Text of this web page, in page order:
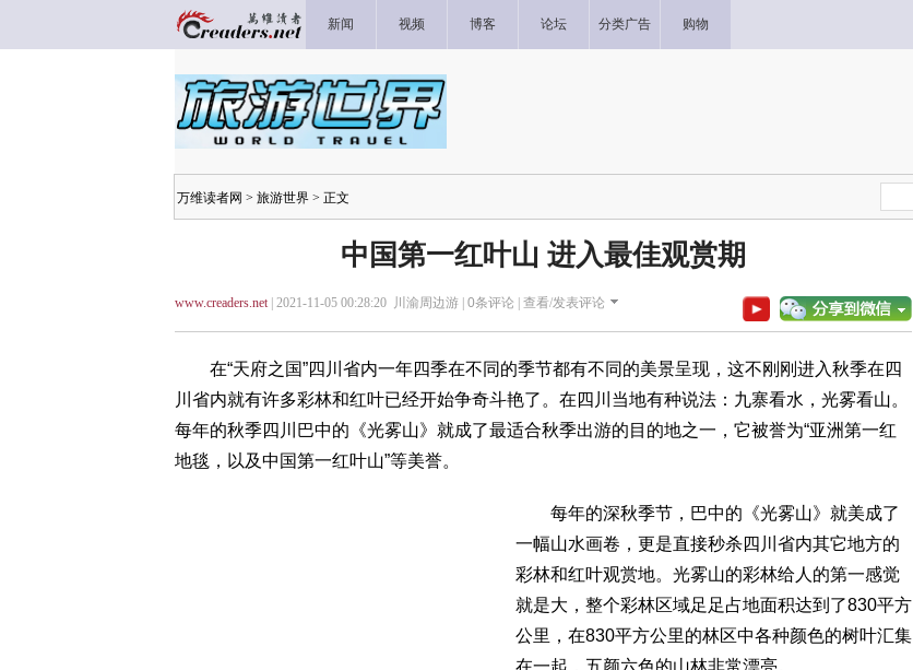
新闻 视频 博客 论坛 分类广告 购物
万维读者网 > 旅游世界 > 正文
中国第一红叶山 进入最佳观赏期
www.creaders.net| 2021-11-05 00:28:20 川渝周边游 | 0条评论 | 查看/发表评论
在“天府之国”四川省内一年四季在不同的季节都有不同的美景呈现，这不刚刚进入秋季在四
川省内就有许多彩林和红叶已经开始争奇斗艳了。在四川当地有种说法：九寨看水，光雾看山。
每年的秋季四川巴中的《光雾山》就成了最适合秋季出游的目的地之一，它被誉为“亚洲第一红
地毯，以及中国第一红叶山”等美誉。
每年的深秋季节，巴中的《光雾山》就美成了
一幅山水画卷，更是直接秒杀四川省内其它地方的
彩林和红叶观赏地。光雾山的彩林给人的第一感觉
就是大，整个彩林区域足足占地面积达到了830平方
公里，在830平方公里的林区中各种颜色的树叶汇集
在一起，五颜六色的山林非常漂亮。